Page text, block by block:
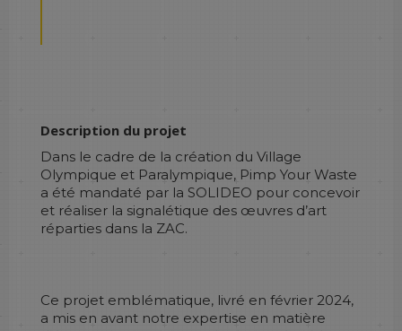
Description du projet
Dans le cadre de la création du Village
Olympique et Paralympique, Pimp Your Waste
a été mandaté par la SOLIDEO pour concevoir
et réaliser la signalétique des œuvres d’art
réparties dans la ZAC.
Ce projet emblématique, livré en février 2024,
a mis en avant notre expertise en matière